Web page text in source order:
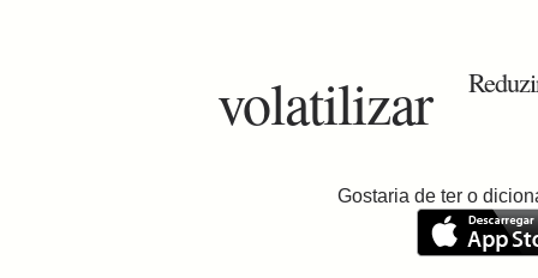
volatilizar
Gostaria de ter o